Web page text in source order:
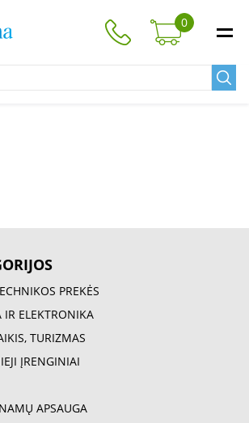
0
PREKĖS
ELEKTRONIKA
TURIZMAS
ĮRENGINIAI
APSAUGA